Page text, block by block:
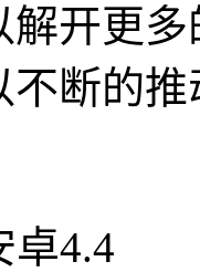
解开更
不断的
卓4.4